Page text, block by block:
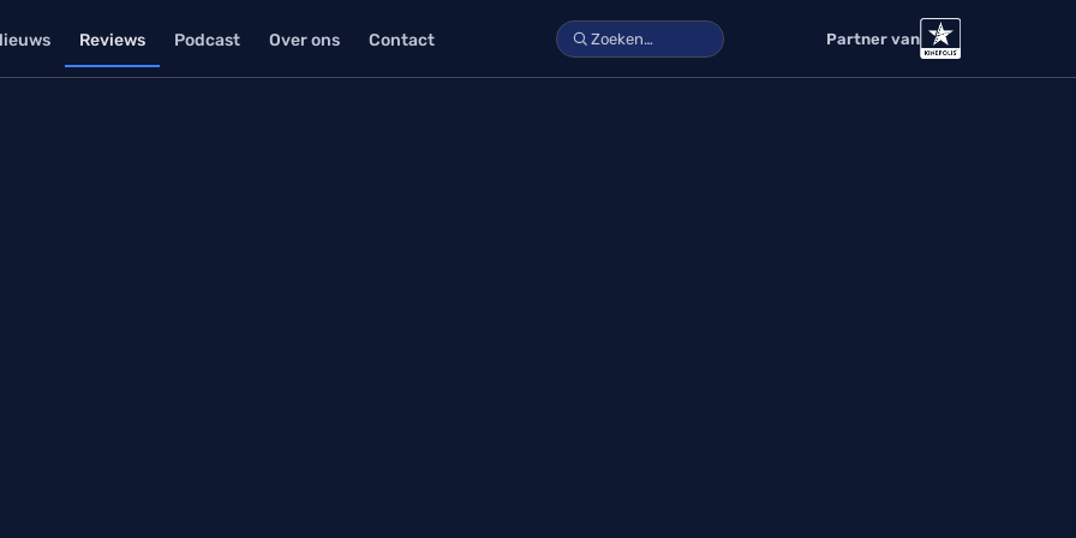
Reviews Podcast Over ons Contact Partner van